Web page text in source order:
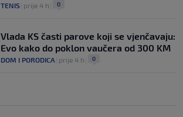
TENIS prije 4 h 0
Vlada KS časti parove koji se vjenčavaju:
Evo kako do poklon vaučera od 300 KM
DOM I PORODICA prije 4 h 0